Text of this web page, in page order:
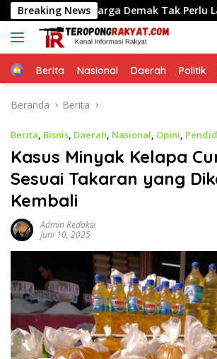
Langsung
ke
konten
Breaking News
Warga Demak Tak Perlu Lama
HomeBerita Nasional Daerah Politik
Beranda Berita
Berita, Bisnis, Daerah, Nasional, Opini,
Kasus Minyak Kelapa
Sesuai Takaran yang
Kembali
Admin Redaksi
Juni 10, 2025